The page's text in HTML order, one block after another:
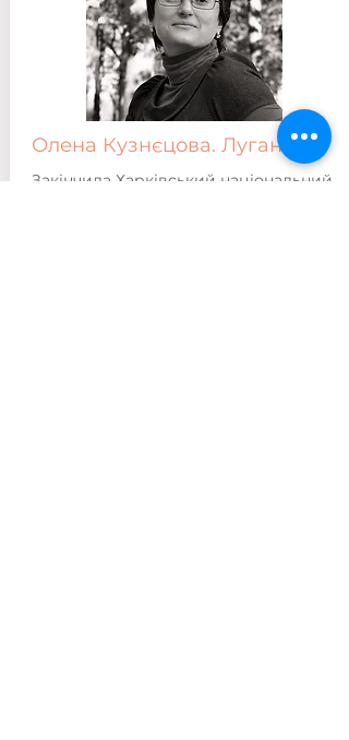
Олена Кузнєцова. Луганськ
Закінчила Харківський національний